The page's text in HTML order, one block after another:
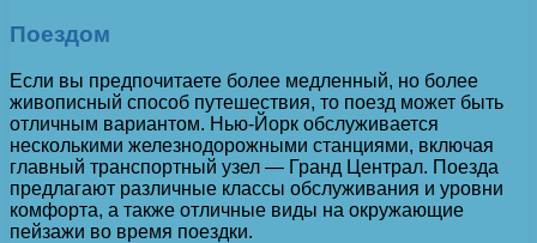
Поездом
Если вы предпочитаете более медленный, но более
живописный способ путешествия, то поезд может быть
отличным вариантом. Нью-Йорк обслуживается
несколькими железнодорожными станциями, включая
главный транспортный узел — Гранд Централ. Поезда
предлагают различные классы обслуживания и уровни
комфорта, а также отличные виды на окружающие
пейзажи во время поездки.